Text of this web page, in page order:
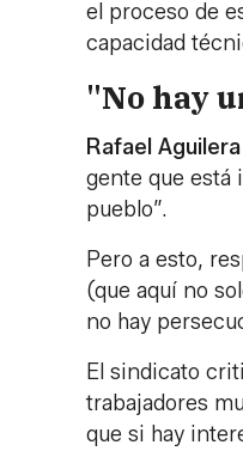
el proceso de
capacidad
"No hay
Rafael Aguilera
gente que está
pueblo”.
Pero a esto,
(que aquí no
no hay
El sindicato
trabajadores
que si hay